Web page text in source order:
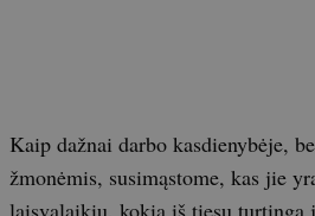
Kaip dažnai darbo kasdienybėje,
žmonėmis, susimąstome, kas jie
laisvalaikiu, kokia iš tiesų turtinga